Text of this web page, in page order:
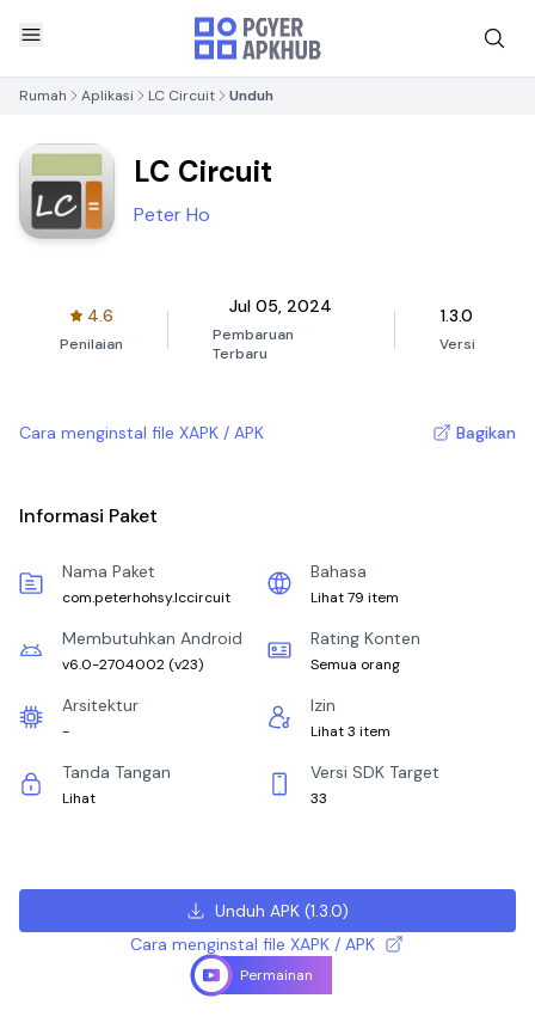
Rumah Aplikasi LC Circuit Unduh
LC Circuit
Peter Ho
4.6
Penilaian
Jul 05, 2024
Pembaruan
Terbaru
1.3.0
Versi
Cara menginstal file XAPK / APK Bagikan
Informasi Paket
Nama Paket
com.peterhohsy.lccircuit
Bahasa
Lihat 79 item
Membutuhkan Android
v6.0-2704002 (v23)
Rating Konten
Semua orang
Arsitektur
-
Izin
Lihat 3 item
Tanda Tangan
Lihat
Versi SDK Target
33
Unduh APK(1.3.0)
Cara menginstal file XAPK / APK
Permainan